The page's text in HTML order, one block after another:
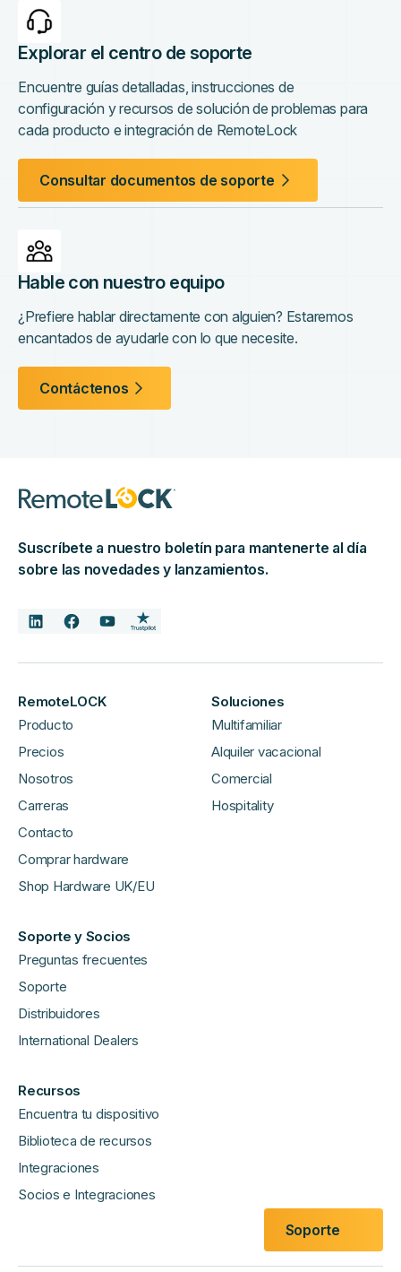
Explorar el centro de soporte
Encuentre guías detalladas, instrucciones de
configuración y recursos de solución de problemas para
cada producto e integración de RemoteLock
Consultar documentos de soporte
Hable con nuestro equipo
¿Prefiere hablar directamente con alguien? Estaremos
encantados de ayudarle con lo que necesite.
Contáctenos
Suscríbete a nuestro boletín para mantenerte al día
sobre las novedades y lanzamientos.
RemoteLOCK
Producto
Precios
Nosotros
Carreras
Contacto
Comprar hardware
Shop Hardware UK/EU
Soluciones
Multifamiliar
Alquiler vacacional
Comercial
Hospitality
Soporte y Socios
Preguntas frecuentes
Soporte
Distribuidores
International Dealers
Recursos
Encuentra tu dispositivo
Biblioteca de recursos
Integraciones
Socios e Integraciones
Soporte